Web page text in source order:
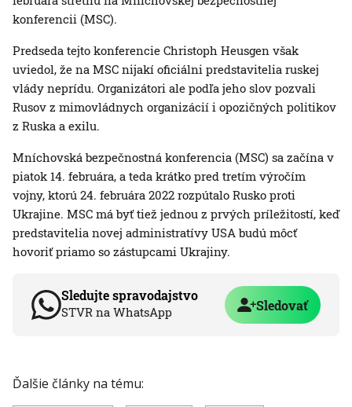
konferencii (MSC).
Predseda tejto konferencie Christoph Heusgen však
uviedol, že na MSC nijakí oficiálni predstavitelia ruskej
vlády neprídu. Organizátori ale podľa jeho slov pozvali
Rusov z mimovládnych organizácií i opozičných politikov
z Ruska a exilu.
Mníchovská bezpečnostná konferencia (MSC) sa začína v
piatok 14. februára, a teda krátko pred tretím výročím
vojny, ktorú 24. februára 2022 rozpútalo Rusko proti
Ukrajine. MSC má byť tiež jednou z prvých príležitostí, keď
predstavitelia novej administratívy USA budú môcť
hovoriť priamo so zástupcami Ukrajiny.
Sledujte spravodajstvo
STVR na WhatsApp Sledovať
Ďalšie články na tému: